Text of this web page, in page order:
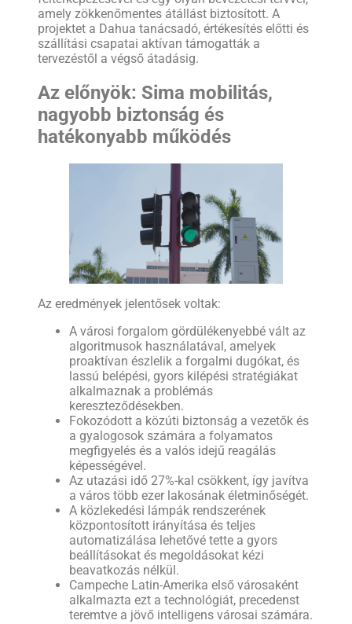
amely zökkenőmentes átállást biztosított. A
projektet a Dahua tanácsadó, értékesítés előtti és
szállítási csapatai aktívan támogatták a
tervezéstől a végső átadásig.
Az előnyök: Sima mobilitás,
nagyobb biztonság és
hatékonyabb működés
Az eredmények jelentősek voltak:
A városi forgalom gördülékenyebbé vált az
algoritmusok használatával, amelyek
proaktívan észlelik a forgalmi dugókat, és
lassú belépési, gyors kilépési stratégiákat
alkalmaznak a problémás
kereszteződésekben.
Fokozódott a közúti biztonság a vezetők és
a gyalogosok számára a folyamatos
megfigyelés és a valós idejű reagálás
képességével.
Az utazási idő 27%-kal csökkent, így javítva
a város több ezer lakosának életminőségét.
A közlekedési lámpák rendszerének
központosított irányítása és teljes
automatizálása lehetővé tette a gyors
beállításokat és megoldásokat kézi
beavatkozás nélkül.
Campeche Latin-Amerika első városaként
alkalmazta ezt a technológiát, precedenst
teremtve a jövő intelligens városai számára.